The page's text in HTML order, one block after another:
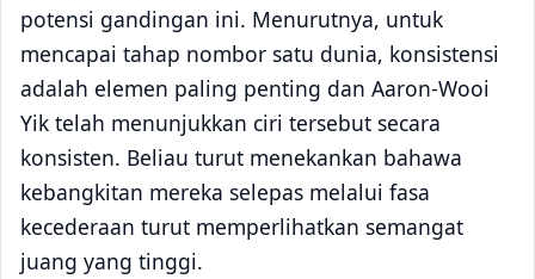
potensi gandingan ini. Menurutnya, untuk
mencapai tahap nombor satu dunia, konsistensi
adalah elemen paling penting dan Aaron-Wooi
Yik telah menunjukkan ciri tersebut secara
konsisten. Beliau turut menekankan bahawa
kebangkitan mereka selepas melalui fasa
kecederaan turut memperlihatkan semangat
juang yang tinggi.